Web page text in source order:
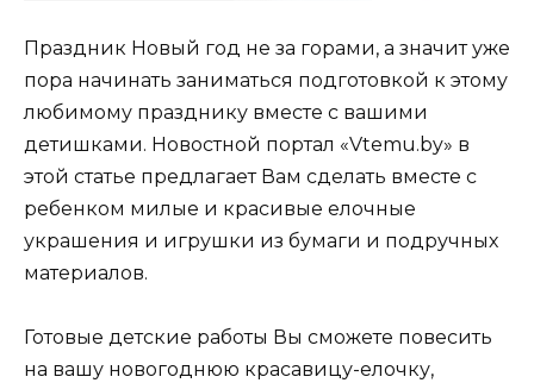
Праздник Новый год не за горами, а значит уже
пора начинать заниматься подготовкой к этому
любимому празднику вместе с вашими
детишками. Новостной портал «Vtemu.by» в
этой статье предлагает Вам сделать вместе с
ребенком милые и красивые елочные
украшения и игрушки из бумаги и подручных
материалов.
Готовые детские работы Вы сможете повесить
на вашу новогоднюю красавицу-елочку,